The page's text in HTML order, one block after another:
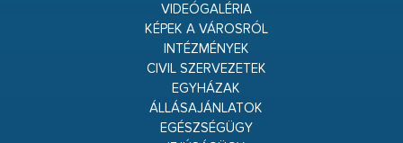
VIDEÓGALÉRIA
KÉPEK A VÁROSRÓL
INTÉZMÉNYEK
CIVIL SZERVEZETEK
EGYHÁZAK
ÁLLÁSAJÁNLATOK
EGÉSZSÉGÜGY